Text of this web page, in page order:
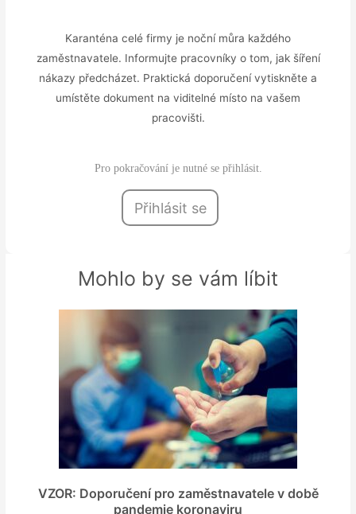
Karanténa celé firmy je noční můra každého
zaměstnavatele. Informujte pracovníky o tom, jak šíření
nákazy předcházet. Praktická doporučení vytiskněte a
umístěte dokument na viditelné místo na vašem
pracovišti.
Pro pokračování je nutné se přihlásit.
Přihlásit se
Mohlo by se vám líbit
VZOR: Doporučení pro zaměstnavatele v době
pandemie koronaviru